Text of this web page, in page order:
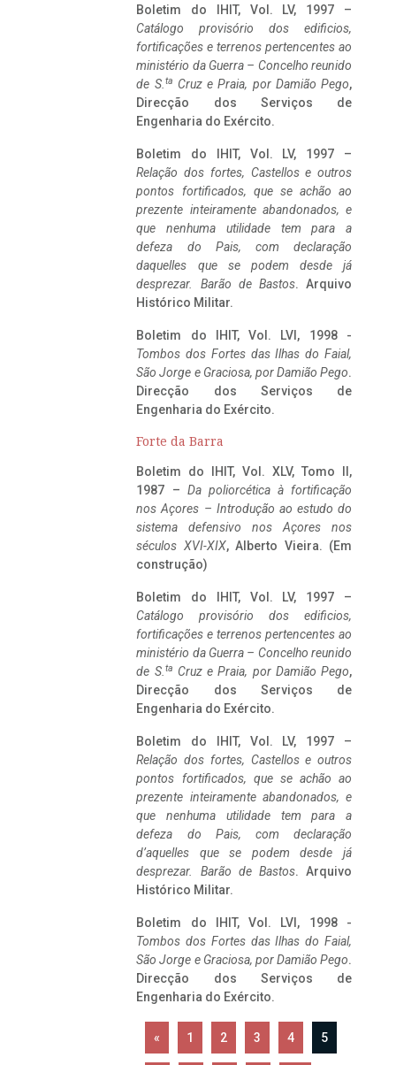
Boletim do IHIT, Vol. LV, 1997 –
Catálogo provisório dos edificios,
fortificações e terrenos pertencentes ao
ministério da Guerra – Concelho reunido
de S. ta Cruz e Praia, por Damião Pego,
Direcção dos Serviços de
Engenharia do Exército.
Boletim do IHIT, Vol. LV, 1997 –
Relação dos fortes, Castellos e outros
pontos fortificados, que se achão ao
prezente inteiramente abandonados, e
que nenhuma utilidade tem para a
defeza do Pais, com declaração
daquelles que se podem desde já
desprezar. Barão de Bastos. Arquivo
Histórico Militar.
Boletim do IHIT, Vol. LVI, 1998 -
Tombos dos Fortes das Ilhas do Faial,
São Jorge e Graciosa, por Damião Pego.
Direcção dos Serviços de
Engenharia do Exército.
Forte da Barra
Boletim do IHIT, Vol. XLV, Tomo II,
1987 – Da poliorcética à fortificação
nos Açores – Introdução ao estudo do
sistema defensivo nos Açores nos
séculos XVI-XIX, Alberto Vieira. (Em
construção)
Boletim do IHIT, Vol. LV, 1997 –
Catálogo provisório dos edificios,
fortificações e terrenos pertencentes ao
ministério da Guerra – Concelho reunido
de S. ta Cruz e Praia, por Damião Pego,
Direcção dos Serviços de
Engenharia do Exército.
Boletim do IHIT, Vol. LV, 1997 –
Relação dos fortes, Castellos e outros
pontos fortificados, que se achão ao
prezente inteiramente abandonados, e
que nenhuma utilidade tem para a
defeza do Pais, com declaração
d’aquelles que se podem desde já
desprezar. Barão de Bastos. Arquivo
Histórico Militar.
Boletim do IHIT, Vol. LVI, 1998 -
Tombos dos Fortes das Ilhas do Faial,
São Jorge e Graciosa, por Damião Pego.
Direcção dos Serviços de
Engenharia do Exército.
« 1 2 3 4 5